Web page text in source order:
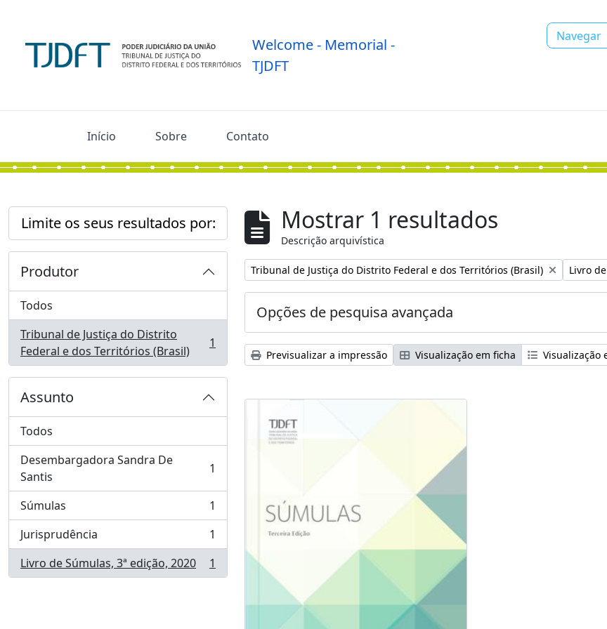
Welcome - Memorial -
TJDFT
Navegar
Início Sobre Contato
Limite os seus resultados por:
Produtor
Todos
Tribunal de Justiça do Distrito
Federal e dos Territórios (Brasil)
, 1 resultados 1
Assunto
Todos
Desembargadora Sandra De
Santis
, 1 resultados 1
Súmulas
, 1 resultados
1
Jurisprudência
, 1 resultados
1
Livro de Súmulas, 3ª edição, 2020
, 1 resultados 1
Mostrar 1 resultados
Descrição arquivística
Remover filtro:
Tribunal de Justiça do Distrito Federal e dos Territórios (Brasil) Livro
Opções de pesquisa avançada
Previsualizar a impressão Visualização em ficha
Visualização